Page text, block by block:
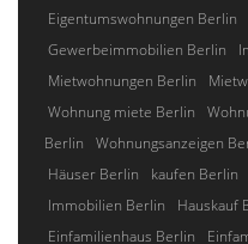
Eigentumswohnungen Berlin
Gewerbeimmobilien Berlin
Mietwohnungen Berlin
Wohnung miete Berlin
Berlin
Wohnungsanzeigen
Häuser Berlin
kaufen Berlin
Immobilien Berlin
Hauskauf
Einfamilienhaus Berlin